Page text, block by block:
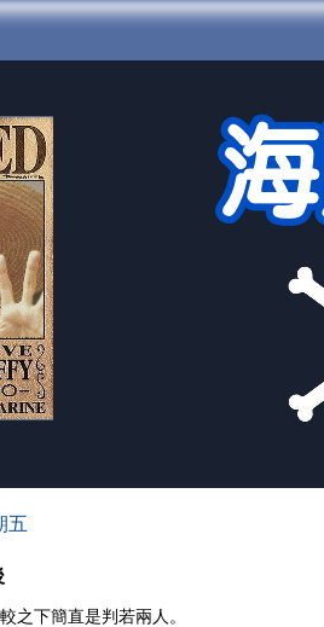
五
之下簡直是判若兩人。